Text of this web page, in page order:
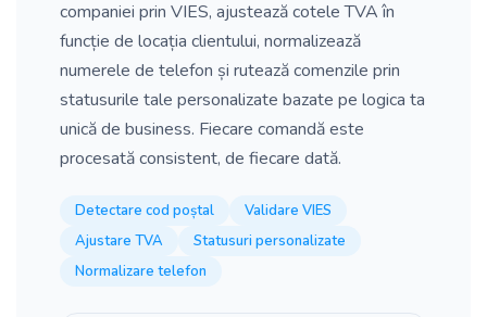
companiei prin VIES, ajustează cotele TVA în
funcție de locația clientului, normalizează
numerele de telefon și rutează comenzile prin
statusurile tale personalizate bazate pe logica ta
unică de business. Fiecare comandă este
procesată consistent, de fiecare dată.
Detectare cod poștal
Validare VIES
Ajustare TVA
Statusuri personalizate
Normalizare telefon